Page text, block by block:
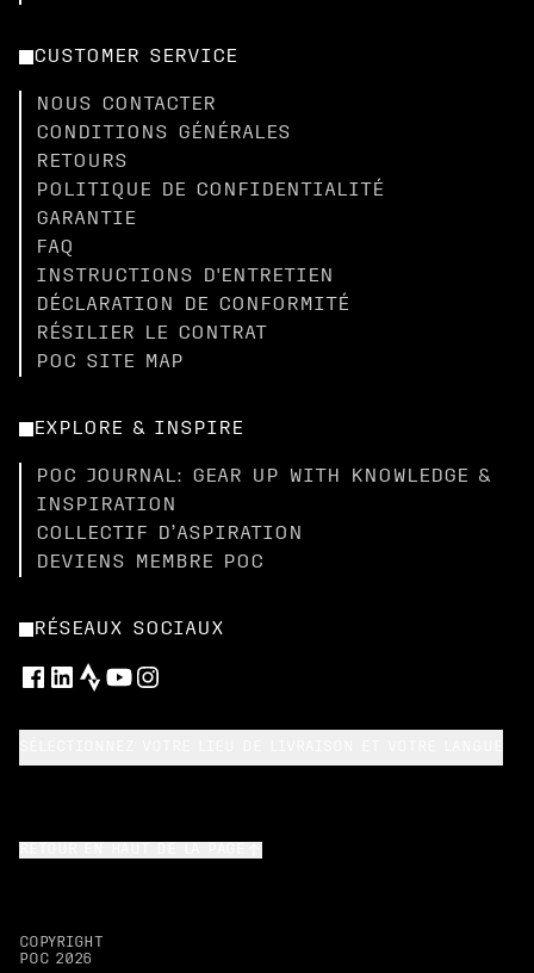
CUSTOMER SERVICE
NOUS CONTACTER
CONDITIONS GÉNÉRALES
RETOURS
POLITIQUE DE CONFIDENTIALITÉ
GARANTIE
FAQ
INSTRUCTIONS D'ENTRETIEN
DÉCLARATION DE CONFORMITÉ
RÉSILIER LE CONTRAT
POC SITE MAP
EXPLORE & INSPIRE
POC JOURNAL: GEAR UP WITH KNOWLEDGE &
INSPIRATION
COLLECTIF D’ASPIRATION
DEVIENS MEMBRE POC
RÉSEAUX SOCIAUX
COPYRIGHT
POC 2026